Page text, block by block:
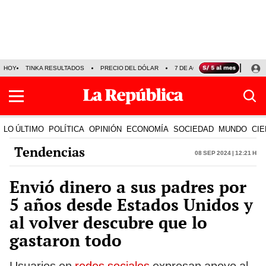
HOY TINKA RESULTADOS PRECIO DEL DÓLAR 7 DE AGOSTO OLLANTA
LO ÚLTIMO POLÍTICA OPINIÓN ECONOMÍA SOCIEDAD MUNDO
Tendencias 08 Sep 2024 | 12:21 h
Envió dinero a sus padres por
5 años desde Estados Unidos y
al volver descubre que lo
gastaron todo